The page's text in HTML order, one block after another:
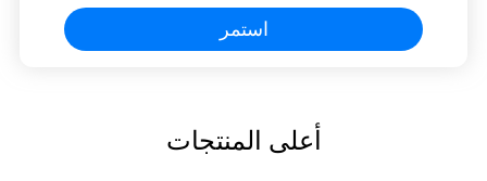
استمر
أعلى المنتجات